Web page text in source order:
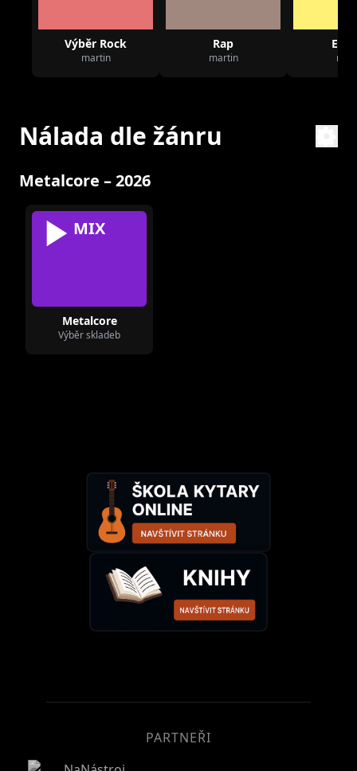
Výběr Rock
martin
Rap
martin
Nálada dle žánru
Metalcore – 2026
MIX
Metalcore
Výběr skladeb
PARTNEŘI